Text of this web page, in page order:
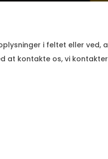
i feltet eller ved,
at kontakte os, vi